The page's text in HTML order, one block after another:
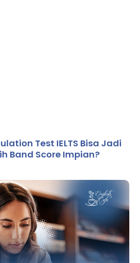
Test IELTS Bisa Jadi
Band Score Impian?